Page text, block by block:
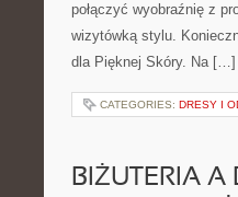
połączyć wyobraźnię z
wizytówką stylu.
dla Pięknej Skóry. Na […]
CATEGORIES: DRESY I
BIŻUTERIA A